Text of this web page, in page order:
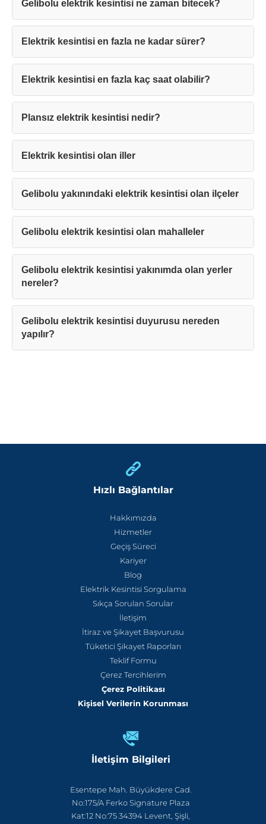
Gelibolu elektrik kesintisi ne zaman bitecek?
Elektrik kesintisi en fazla ne kadar sürer?
Elektrik kesintisi en fazla kaç saat olabilir?
Plansız elektrik kesintisi nedir?
Elektrik kesintisi olan iller
Gelibolu yakınındaki elektrik kesintisi olan ilçeler
Gelibolu elektrik kesintisi olan mahalleler
Gelibolu elektrik kesintisi yakınımda olan yerler
nereler?
Gelibolu elektrik kesintisi duyurusu nereden
yapılır?
Hızlı Bağlantılar
Hakkımızda
Hizmetler
Geçiş Süreci
Kariyer
Blog
Elektrik Kesintisi Sorgulama
Sıkça Sorulan Sorular
İletişim
İtiraz ve Şikayet Başvurusu
Tüketici Şikayet Raporları
Teklif Formu
Çerez Tercihlerim
Çerez Politikası
Kişisel Verilerin Korunması
İletişim Bilgileri
Esentepe Mah. Büyükdere Cad.
No:175/A Ferko Signature Plaza
Kat:12 No:75 34394 Levent, Şişli,
Teşekkürler!
Mesajınız başarıyla ulaştırıldı. En kısa
sürede sizinle iletişime geçilecektir.
Kapat